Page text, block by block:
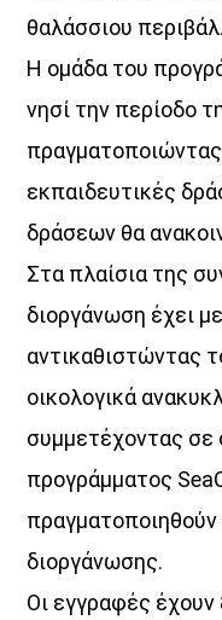
Μέρα
12:00
14:00
θαλάσσιου
Η ομάδα του
νησί την περίοδο
εκπαιδευτικές
δράσεων θα
Στα πλαίσια της
διοργάνωση έχει
αντικαθιστώντας
οικολογικά
συμμετέχοντας σε
προγράμματος
διοργάνωσης.
Οι εγγραφές έχουν